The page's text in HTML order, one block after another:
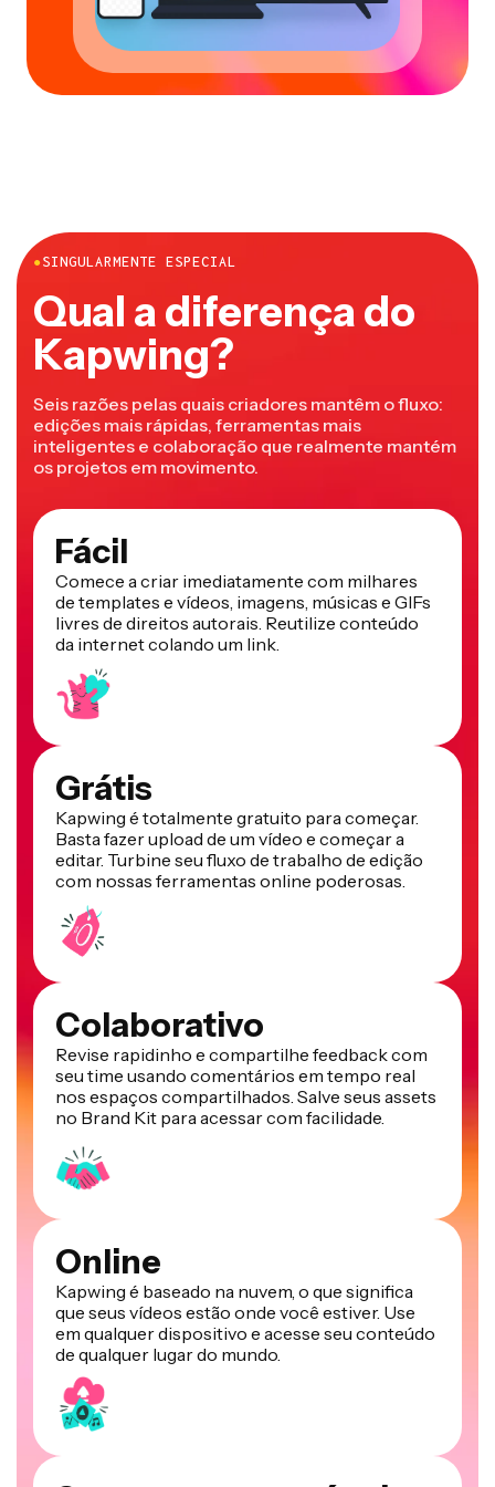
●SINGULARMENTE ESPECIAL
Qual a diferença do
Kapwing?
Seis razões pelas quais criadores mantêm o fluxo:
edições mais rápidas, ferramentas mais
inteligentes e colaboração que realmente mantém
os projetos em movimento.
Fácil
Comece a criar imediatamente com milhares
de templates e vídeos, imagens, músicas e GIFs
livres de direitos autorais. Reutilize conteúdo
da internet colando um link.
Grátis
Kapwing é totalmente gratuito para começar.
Basta fazer upload de um vídeo e começar a
editar. Turbine seu fluxo de trabalho de edição
com nossas ferramentas online poderosas.
Colaborativo
Revise rapidinho e compartilhe feedback com
seu time usando comentários em tempo real
nos espaços compartilhados. Salve seus assets
no Brand Kit para acessar com facilidade.
Online
Kapwing é baseado na nuvem, o que significa
que seus vídeos estão onde você estiver. Use
em qualquer dispositivo e acesse seu conteúdo
de qualquer lugar do mundo.